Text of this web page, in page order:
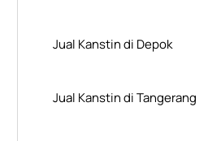
Jual Kanstin di Depok
Jual Kanstin di Tangerang